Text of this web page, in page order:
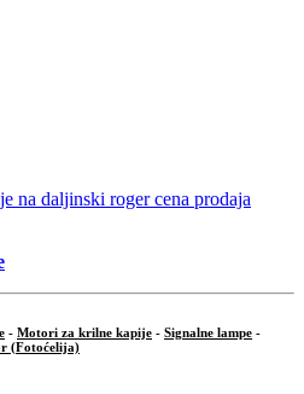
- Motori za krilne kapije - Signalne lampe -
(Fotoćelija)